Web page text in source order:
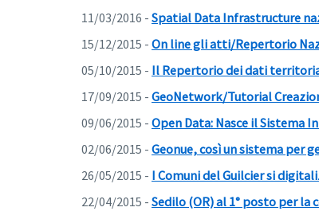
11/03/2016 - Spatial Data Infrastructure
15/12/2015 - On line gli atti/Repertorio
05/10/2015 - Il Repertorio dei dati
17/09/2015 - GeoNetwork/Tutorial
09/06/2015 - Open Data: Nasce il Sistema
02/06/2015 - Geonue, così un sistema per
26/05/2015 - I Comuni del Guilcier si
22/04/2015 - Sedilo (OR) al 1° posto per